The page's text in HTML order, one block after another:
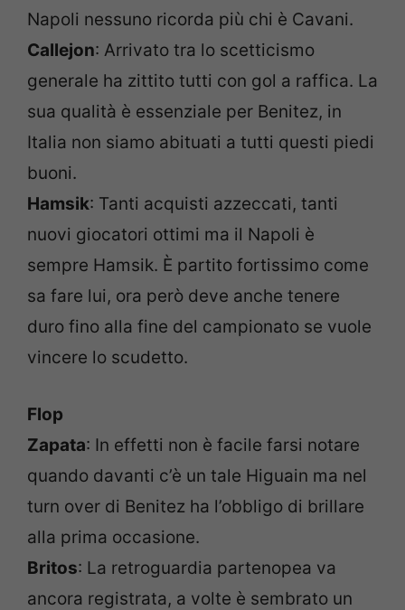
Napoli nessuno ricorda più chi è Cavani.
Callejon: Arrivato tra lo scetticismo
generale ha zittito tutti con gol a raffica. La
sua qualità è essenziale per Benitez, in
Italia non siamo abituati a tutti questi piedi
buoni.
Hamsik: Tanti acquisti azzeccati, tanti
nuovi giocatori ottimi ma il Napoli è
sempre Hamsik. È partito fortissimo come
sa fare lui, ora però deve anche tenere
duro fino alla fine del campionato se vuole
vincere lo scudetto.
Flop
Zapata: In effetti non è facile farsi notare
quando davanti c’è un tale Higuain ma nel
turn over di Benitez ha l’obbligo di brillare
alla prima occasione.
Britos: La retroguardia partenopea va
ancora registrata, a volte è sembrato un